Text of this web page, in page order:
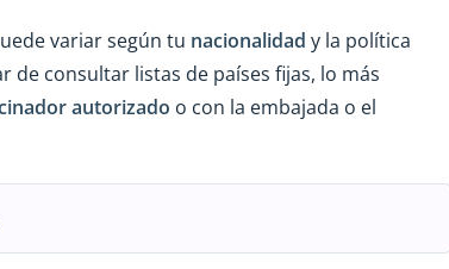
variar según tu nacionalidad y la política
de consultar listas de países fijas, lo más
autorizado o con la embajada o el